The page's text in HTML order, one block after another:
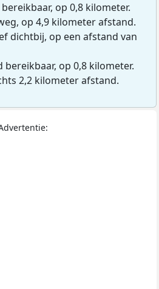
op 0,8 kilometer.
op 4,9 kilometer afstand.
dichtbij, op een afstand van
op 0,8 kilometer.
2,2 kilometer afstand.